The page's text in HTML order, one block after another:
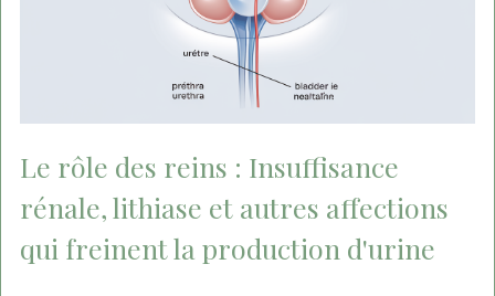
Le rôle des reins : Insuffisance
rénale, lithiase et autres affections
qui freinent la production d'urine